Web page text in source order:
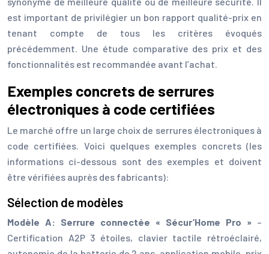
est important de privilégier un bon rapport qualité-prix en
tenant compte de tous les critères évoqués
précédemment. Une étude comparative des prix et des
fonctionnalités est recommandée avant l’achat.
Exemples concrets de serrures
électroniques à code certifiées
Le marché offre un large choix de serrures électroniques à
code certifiées. Voici quelques exemples concrets (les
informations ci-dessous sont des exemples et doivent
être vérifiées auprès des fabricants):
Sélection de modèles
Modèle A: Serrure connectée « Sécur’Home Pro » –
Certification A2P 3 étoiles, clavier tactile rétroéclairé,